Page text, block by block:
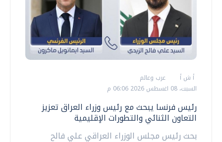
أ ش أ
عرب وعالم
السبت، 08 اغسطس 2026 06:06 م
رئيس فرنسا يبحث مع رئيس وزراء العراق تعزيز
التعاون الثنائي والتطورات الإقليمية
بحث رئيس مجلس الوزراء العراقي علي فالح